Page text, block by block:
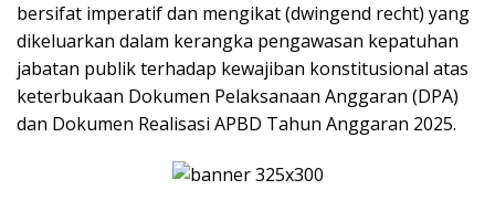
bersifat imperatif dan mengikat (dwingend recht) yang
dikeluarkan dalam kerangka pengawasan kepatuhan
jabatan publik terhadap kewajiban konstitusional atas
keterbukaan Dokumen Pelaksanaan Anggaran (DPA)
dan Dokumen Realisasi APBD Tahun Anggaran 2025.